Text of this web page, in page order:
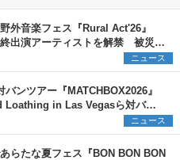
外音楽フェス『Rural Act'26』
出演アーティストを解禁 被災地
の始動も発表
ニュース
ンツアー『MATCHBOX2026』
Loathing in Las Vegasら対バン
斉解禁
ニュース
らたな夏フェス『BON BON BON